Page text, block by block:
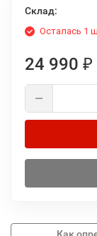
Склад:
Осталась 1
24 990 ₽